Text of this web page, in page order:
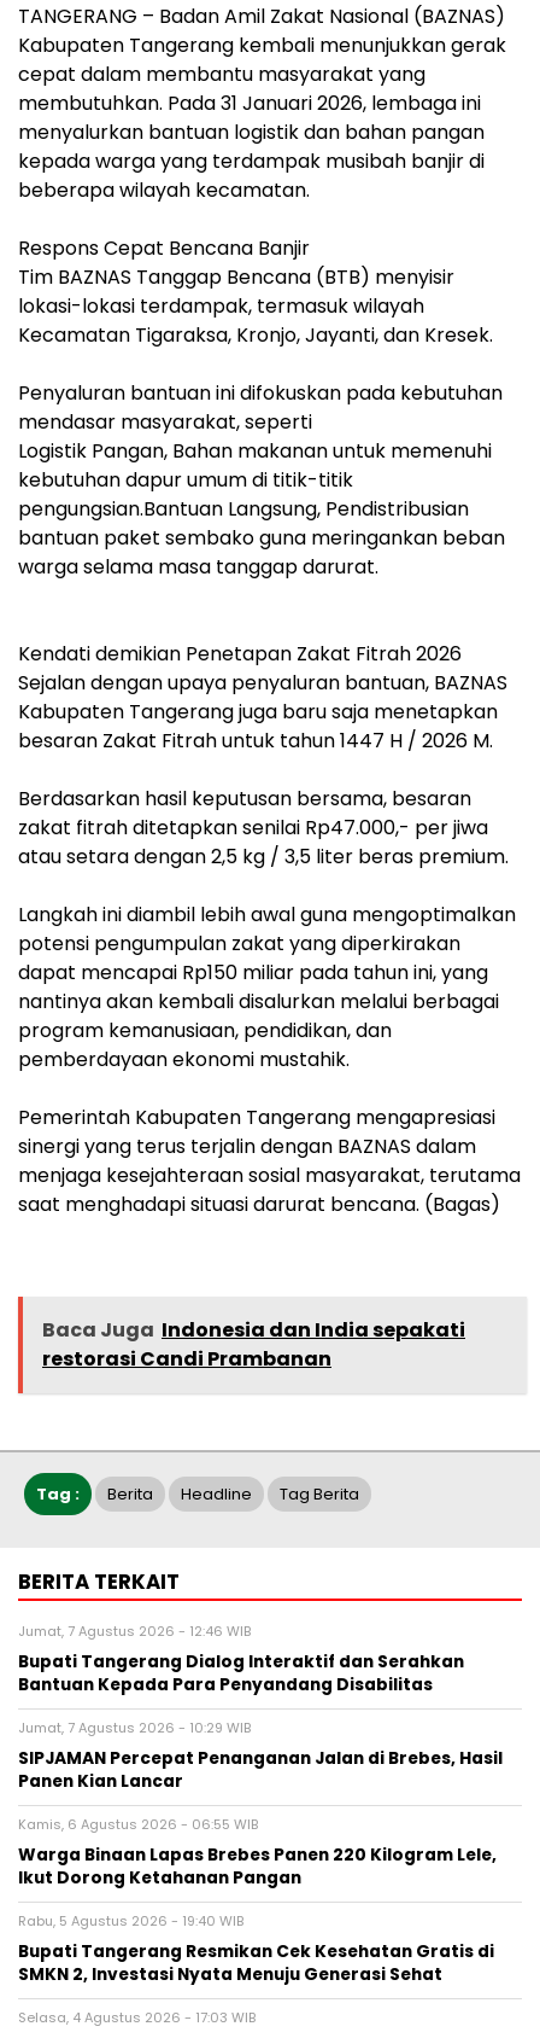
‎TANGERANG – Badan Amil Zakat Nasional (BAZNAS)
Kabupaten Tangerang kembali menunjukkan gerak
cepat dalam membantu masyarakat yang
membutuhkan. Pada 31 Januari 2026, lembaga ini
menyalurkan bantuan logistik dan bahan pangan
kepada warga yang terdampak musibah banjir di
beberapa wilayah kecamatan.
‎Respons Cepat Bencana Banjir
‎Tim BAZNAS Tanggap Bencana (BTB) menyisir
lokasi-lokasi terdampak, termasuk wilayah
Kecamatan Tigaraksa, Kronjo, Jayanti, dan Kresek.
‎Penyaluran bantuan ini difokuskan pada kebutuhan
mendasar masyarakat, seperti
‎Logistik Pangan, Bahan makanan untuk memenuhi
kebutuhan dapur umum di titik-titik
pengungsian.Bantuan Langsung, Pendistribusian
bantuan paket sembako guna meringankan beban
warga selama masa tanggap darurat.
Kendati demikian ‎Penetapan Zakat Fitrah 2026
‎Sejalan dengan upaya penyaluran bantuan, BAZNAS
Kabupaten Tangerang juga baru saja menetapkan
besaran Zakat Fitrah untuk tahun 1447 H / 2026 M.
‎Berdasarkan hasil keputusan bersama, besaran
zakat fitrah ditetapkan senilai Rp47.000,- per jiwa
atau setara dengan 2,5 kg / 3,5 liter beras premium.
‎Langkah ini diambil lebih awal guna mengoptimalkan
potensi pengumpulan zakat yang diperkirakan
dapat mencapai Rp150 miliar pada tahun ini, yang
nantinya akan kembali disalurkan melalui berbagai
program kemanusiaan, pendidikan, dan
pemberdayaan ekonomi mustahik.
‎Pemerintah Kabupaten Tangerang mengapresiasi
sinergi yang terus terjalin dengan BAZNAS dalam
menjaga kesejahteraan sosial masyarakat, terutama
saat menghadapi situasi darurat bencana. (Bagas)
Baca Juga Indonesia dan India sepakati
restorasi Candi Prambanan
Tag : Berita Headline Tag Berita
BERITA TERKAIT
Jumat, 7 Agustus 2026 - 12:46 WIB
Bupati Tangerang Dialog Interaktif dan Serahkan
Bantuan Kepada Para Penyandang Disabilitas
Jumat, 7 Agustus 2026 - 10:29 WIB
SIPJAMAN Percepat Penanganan Jalan di Brebes, Hasil
Panen Kian Lancar
Kamis, 6 Agustus 2026 - 06:55 WIB
Warga Binaan Lapas Brebes Panen 220 Kilogram Lele,
Ikut Dorong Ketahanan Pangan
Rabu, 5 Agustus 2026 - 19:40 WIB
‎Bupati Tangerang Resmikan Cek Kesehatan Gratis di
SMKN 2, Investasi Nyata Menuju Generasi Sehat
Selasa, 4 Agustus 2026 - 17:03 WIB